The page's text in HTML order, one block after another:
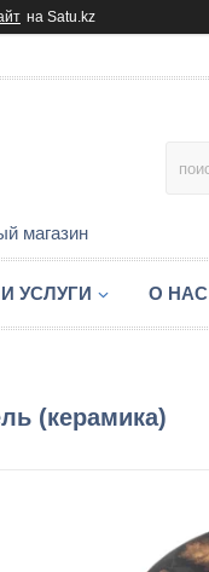
на Satu.kz
магазин
УСЛУГИ О НАС
(керамика)